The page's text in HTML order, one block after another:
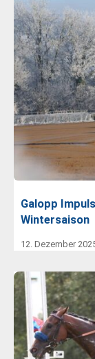
Galopp
Wintersaison
12. Dezember